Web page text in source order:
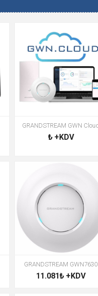
GRANDSTREAM GWN
₺ +KDV
GRANDSTREAM GWN7630
11.081₺ +KDV